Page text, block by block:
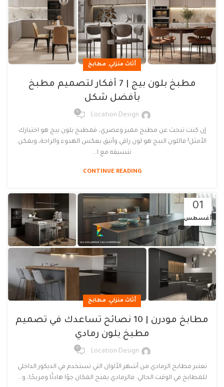
أثاث منزلي, مطابخ
مطبخ بلون بيج | 7 أفكار لتصميم مطبخ
بأفضل شكل
Location Design
0
إن كنت تبحث عن مطبخ مميز وعصري، فمطبخ بلون بيج هو اختيارك
الأمثل! فاللون البيج هو لون راقي وأنيق يعكس الهدوء والراحة، ويمكن
تنسيقه مع ا...
CONTINUE READING
01
أغسطس
أثاث منزلي, مطابخ
مطابخ مودرن | 10 نصائح تساعدك في تصميم
مطبخ بلون رمادي
Location Design
0
تعتبر مطابخ الرمادي من أشهر الألوان التي تستخدم في الديكور الداخلي
للمطابخ في الوقت الحالي. فالرمادي يمنح المكان جوًا هادئًا ومريحًا، و...